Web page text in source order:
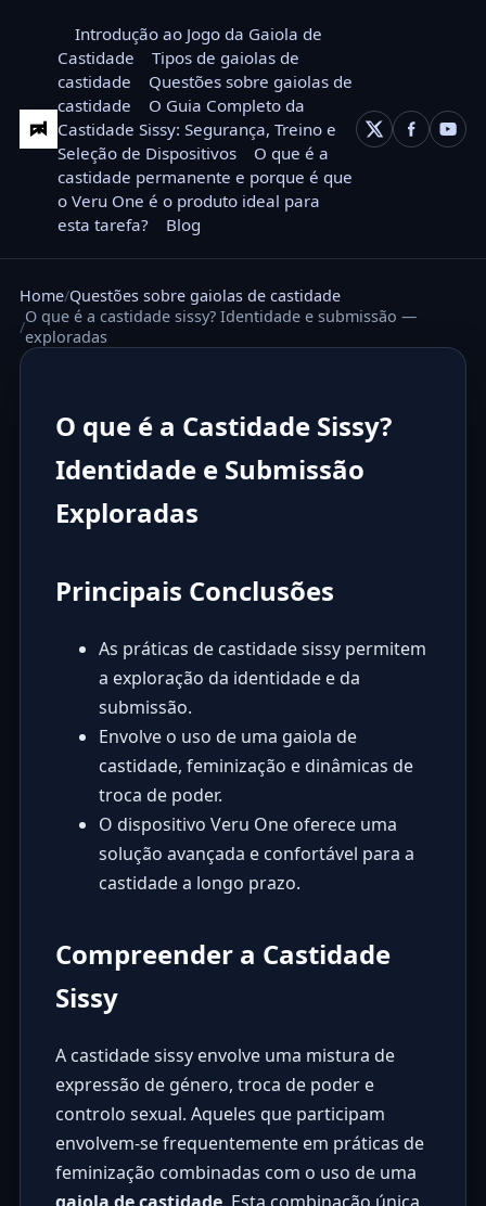
Introdução ao Jogo da Gaiola de
Castidade
Tipos de gaiolas de
castidade
Questões sobre gaiolas de
castidade
O Guia Completo da
Castidade Sissy: Segurança, Treino e
Seleção de Dispositivos
O que é a
castidade permanente e porque é que
o Veru One é o produto ideal para
esta tarefa?
Blog
Home Questões sobre gaiolas de castidade
O que é a castidade sissy? Identidade e submissão —
exploradas
O que é a Castidade Sissy?
Identidade e Submissão
Exploradas
Principais Conclusões
As práticas de castidade sissy permitem
a exploração da identidade e da
submissão.
Envolve o uso de uma gaiola de
castidade, feminização e dinâmicas de
troca de poder.
O dispositivo Veru One oferece uma
solução avançada e confortável para a
castidade a longo prazo.
Compreender a Castidade
Sissy
A castidade sissy envolve uma mistura de
expressão de género, troca de poder e
controlo sexual. Aqueles que participam
envolvem-se frequentemente em práticas de
feminização combinadas com o uso de uma